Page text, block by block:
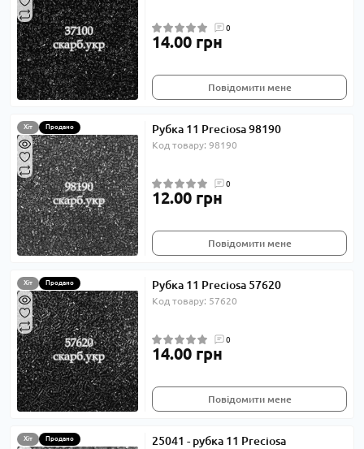
0
14.00 грн
Повідомити мене
Хіт Продано Рубка 11 Preciosa 98190
Код товару: 98190
0
12.00 грн
Повідомити мене
Хіт Продано Рубка 11 Preciosa 57620
Код товару: 57620
0
14.00 грн
Повідомити мене
Хіт Продано 25041 - рубка 11 Preciosa